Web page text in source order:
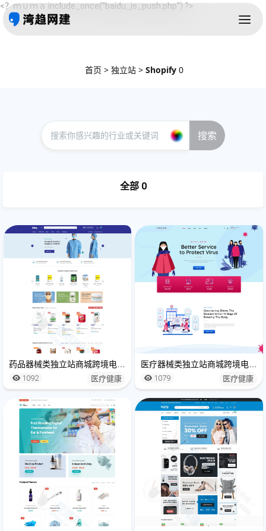
<？ｍｕｍａ include_once("baidu_js_push.php") ?>
首页 > 独立站 > Shopify 0
搜索
全部 0
医疗健康
1092 医疗健康
1079